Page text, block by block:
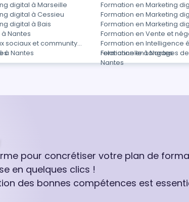
digital à Marseille Formation en Marketing
digital à Cessieu Formation en Marketing
digital à Bais Formation en Marketing
Nantes Formation en Vente et
sociaux et community
Formation en Intelligence
relationnelle à Nantes
à Nantes
Formation en Langages
Nantes
pour concrétiser votre plan de
en quelques clics !
des bonnes compétences est